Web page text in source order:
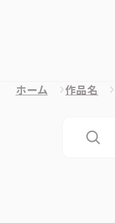
ホーム 作品名